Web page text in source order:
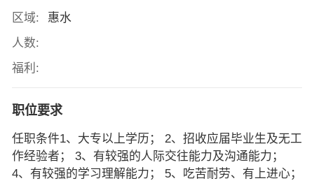
区域:
惠水
人数:
福利:
职位要求
任职条件1、大专以上学历； 2、招收应届毕业生及无工
作经验者； 3、有较强的人际交往能力及沟通能力；
4、有较强的学习理解能力； 5、吃苦耐劳、有上进心；